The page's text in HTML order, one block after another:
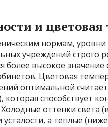
и цветовая
нормам,
учреждений строго
более высокое
Цветовая
оптимальной
которая способствует
оттенки света
а теплые